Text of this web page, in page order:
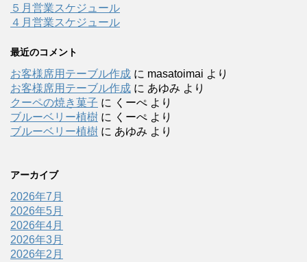
５月営業スケジュール
４月営業スケジュール
最近のコメント
お客様席用テーブル作成 に masatoimai より
お客様席用テーブル作成 に あゆみ より
クーペの焼き菓子 に くーぺ より
ブルーベリー植樹 に くーぺ より
ブルーベリー植樹 に あゆみ より
アーカイブ
2026年7月
2026年5月
2026年4月
2026年3月
2026年2月